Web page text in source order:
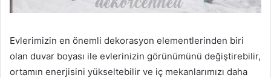
Evlerimizin en önemli dekorasyon elementlerinden biri
olan duvar boyası ile evlerinizin görünümünü değiştirebilir,
ortamın enerjisini yükseltebilir ve iç mekanlarımızı daha